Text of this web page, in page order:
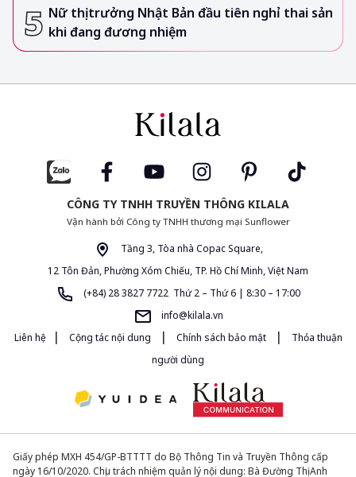
Nữ thị trưởng Nhật Bản đầu tiên nghỉ thai sản
khi đang đương nhiệm
CÔNG TY TNHH TRUYỀN THÔNG KILALA
Vận hành bởi Công ty TNHH thương mại Sunflower
Tầng 3, Tòa nhà Copac Square,
12 Tôn Đản, Phường Xóm Chiếu, TP. Hồ Chí Minh, Việt Nam
(+84) 28 3827 7722 Thứ 2 – Thứ 6 | 8:30 – 17:00
info@kilala.vn
Liên hệ
| Cộng tác nội dung | Chính sách bảo mật |
Thỏa thuận
người dùng
Giấy phép MXH 454/GP-BTTTT do Bộ Thông Tin và Truyền Thông cấp
ngày 16/10/2020. Chịu trách nhiệm quản lý nội dung: Bà Đường Thị Anh